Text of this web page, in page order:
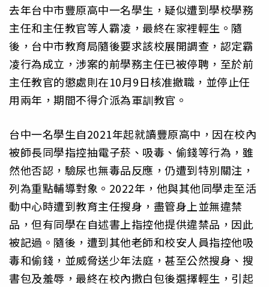
去年台中市豐原高中一名學生，疑似遭到學校學務
主任和主任教官等人霸凌，最終在家裡輕生。隨
後，台中市教育局隨後要求該校展開調查，認定霸
凌行為成立，涉案的前學務主任已被停聘，至於前
主任教官的懲處則在10月9日核准撤職，並停止任
用兩年，期間不得介派為軍訓教官。
台中一名學生自2021年起就讀豐原高中，因在校內
被師長同學指控抽電子菸、吸毒、偷錢等行為，雖
然他否認，驗尿也無毒品反應，仍遭到特別關注，
列為重點輔導對象。2022年，他與其他同學走至活
動中心時遭到教育主任搜身，盡管身上並無違禁
品，但有同學在自述書上指控他提供違禁品，因此
被記過。隨後，遭到其他老師和校安人員指控他吸
毒和偷錢，並威脅送少年法庭，甚至公然搜身、搜
書包及羞辱，最終在校內撒白包後選擇輕生，引起